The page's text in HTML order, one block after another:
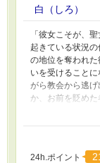
白（しろ）
「彼女こそが、
起きている状況
の地位を奪われ
いを受けること
がら教会から逃
か、お前を貶め
リアは伸ばされ
てを壊す物語。
あると思います
ます。ご容赦くだ
24h.ポイント